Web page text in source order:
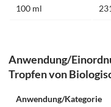
100 ml
Anwendung/
Tropfen von
Anwendung/Kategorie